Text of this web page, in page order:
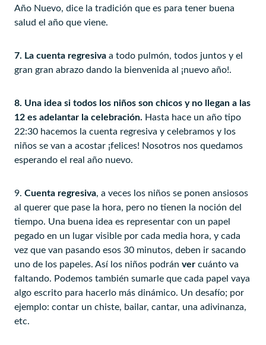
Año Nuevo, dice la tradición que es para tener buena
salud el año que viene.
7. La cuenta regresiva a todo pulmón, todos juntos y el
gran gran abrazo dando la bienvenida al ¡nuevo año!.
8. Una idea si todos los niños son chicos y no llegan a las
12 es adelantar la celebración. Hasta hace un año tipo
22:30 hacemos la cuenta regresiva y celebramos y los
niños se van a acostar ¡felices! Nosotros nos quedamos
esperando el real año nuevo.
9. Cuenta regresiva, a veces los niños se ponen ansiosos
al querer que pase la hora, pero no tienen la noción del
tiempo. Una buena idea es representar con un papel
pegado en un lugar visible por cada media hora, y cada
vez que van pasando esos 30 minutos, deben ir sacando
uno de los papeles. Así los niños podrán ver cuánto va
faltando. Podemos también sumarle que cada papel vaya
algo escrito para hacerlo más dinámico. Un desafío; por
ejemplo: contar un chiste, bailar, cantar, una adivinanza,
etc.